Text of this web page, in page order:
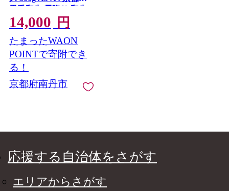
黒毛和牛 霜降り 和牛
真空パック すき焼肉
すき焼き肉 すきやき
しゃぶしゃぶ肉 お肉
牛 肉 国産 丹波産 ブラ
ンド 冷凍 京都 京都産
黒毛和牛
14,000 円
たまったWAON
POINTで寄附でき
る！
京都府南丹市
応援する自治体をさがす
エリアからさがす